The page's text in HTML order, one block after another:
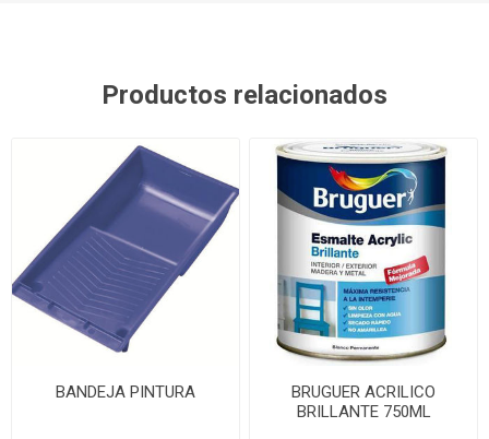
Productos relacionados
BANDEJA PINTURA
BRUGUER ACRILICO
BRILLANTE 750ML